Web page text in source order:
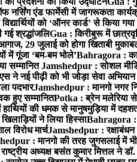
नर्सिंग एंड फार्मेसी में जागरूकता
को ‘ऑनर कार्ड’ से किया गया
श्रद्धांजलिGua : किरीबुरू में
29 जुलाई को होगा खिताबी
में गूंजा ‘बम-बम भोले’Bahragora :
सम्मानितJamshedpur : सोशल
नई पीढ़ी को भी जोड़ा सेवा अभियान
पदभारJamshedpur : मानगो नगर
हुए सम्मानितPotka : ब्रेन मलेरिया से
की धमक से मानुषमुड़िया में दहशत,
ने लिया हिस्साBahragora :
विरोध मार्चJamshedpur :
: मानगो की तरह जुगसलाई में
अध्यक्ष बसंत कुमार मित्तल ने डॉ.